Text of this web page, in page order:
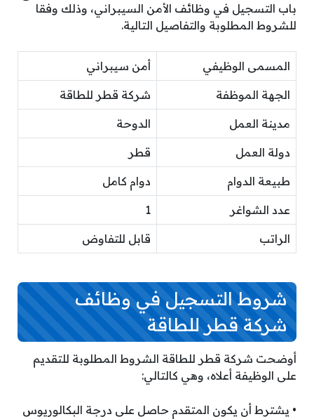
باب التسجيل في وظائف الأمن السيبراني، وذلك وفقا
للشروط المطلوبة والتفاصيل التالية.
المسمى الوظيفي أمن سيبراني
الجهة الموظفة شركة قطر للطاقة
مدينة العمل الدوحة
دولة العمل قطر
طبيعة الدوام دوام كامل
عدد الشواغر 1
الراتب قابل للتفاوض
شروط التسجيل في وظائف
شركة قطر للطاقة
أوضحت شركة قطر للطاقة الشروط المطلوبة للتقديم
على الوظيفة أعلاه، وهي كالتالي:
• يشترط أن يكون المتقدم حاصل على درجة البكالوريوس